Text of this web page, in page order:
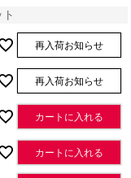
再入荷お知らせ
再入荷お知らせ
カートに入れる
カートに入れる